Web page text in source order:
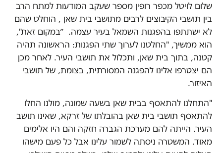
שלום לויטל מכפר רופין מספר שעקב המודעות למתח הרב
בין תושבי הקיבוצים לרבים מתושבי בית שאן , הוחלט שהם
לא ישתתפו בהפגנות השמאל בעיר עצמה. ״במקום זאת",
הוא ממשיך, "החלטנו לערוך שתי הפגנות: הראשונה תהיה
קטנה, בתוך בית שאן, ותכלול את תושבי העיר. לאחר מכן
הם יצטרפו אלינו להפגנה המסורתית, בצומת, של תושבי
האיזור.
"התחלנו להתאסף בבית שאן בשעה שמונה, מולנו החלו
להתאסף תושבי בית שאן בהובלתו של זרקא, שאינו תושב
העיר. הייתה להם מערכת הגברה חזקה והם היו אלימים
מאוד. המשטרה ניסתה לשמור עלינו אבל כל פעם מישהו